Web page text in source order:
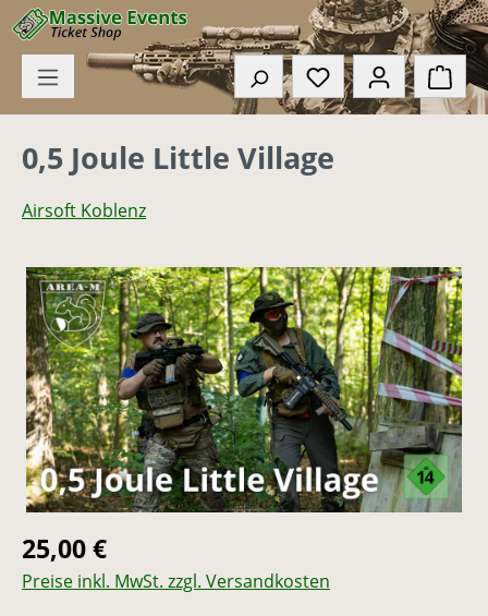
Zum Hauptinhalt springen
Du hast 0
0,5 Joule Little Village
Airsoft Koblenz
Bildergalerie überspringen
Regulärer Preis:
25,00 €
Preise inkl. MwSt. zzgl. Versandkosten